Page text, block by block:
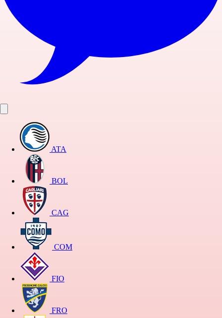
ATA
BOL
CAG
COM
FIO
FRO